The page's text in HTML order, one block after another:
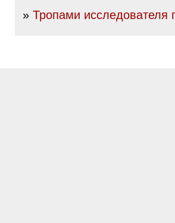
» Тропами исследователя